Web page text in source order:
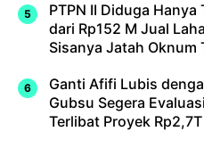
PTPN II Diduga Hanya
dari Rp152 M Jual
Sisanya Jatah Oknum
Ganti Afifi Lubis
Gubsu Segera
Terlibat Proyek Rp2,7T